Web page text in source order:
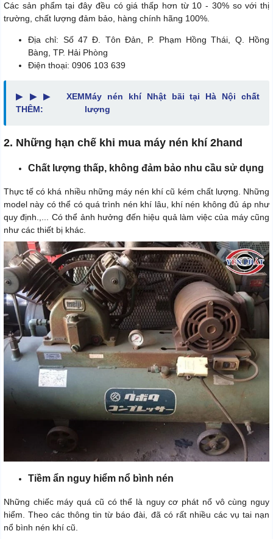
Các sản phẩm tại đây đều có giá thấp hơn từ 10 - 30% so với thị
trường, chất lượng đảm bảo, hàng chính hãng 100%.
Địa chỉ: Số 47 Đ. Tôn Đản, P. Phạm Hồng Thái, Q. Hồng
Bàng, TP. Hải Phòng
Điện thoại: 0906 103 639
▶▶▶XEM
THÊM:
Máy nén khí Nhật bãi tại Hà Nội chất
lượng
2. Những hạn chế khi mua máy nén khí 2hand
Chất lượng thấp, không đảm bảo nhu cầu sử dụng
Thực tế có khá nhiều những máy nén khí cũ kém chất lượng. Những
model này có thể có quá trình nén khí lâu, khí nén không đủ áp như
quy định.,... Có thể ảnh hưởng đến hiệu quả làm việc của máy cũng
như các thiết bị khác.
Tiềm ẩn nguy hiểm nổ bình nén
Những chiếc máy quá cũ có thể là nguy cơ phát nổ vô cùng nguy
hiểm. Theo các thông tin từ báo đài, đã có rất nhiều các vụ tai nạn
nổ bình nén khí cũ.